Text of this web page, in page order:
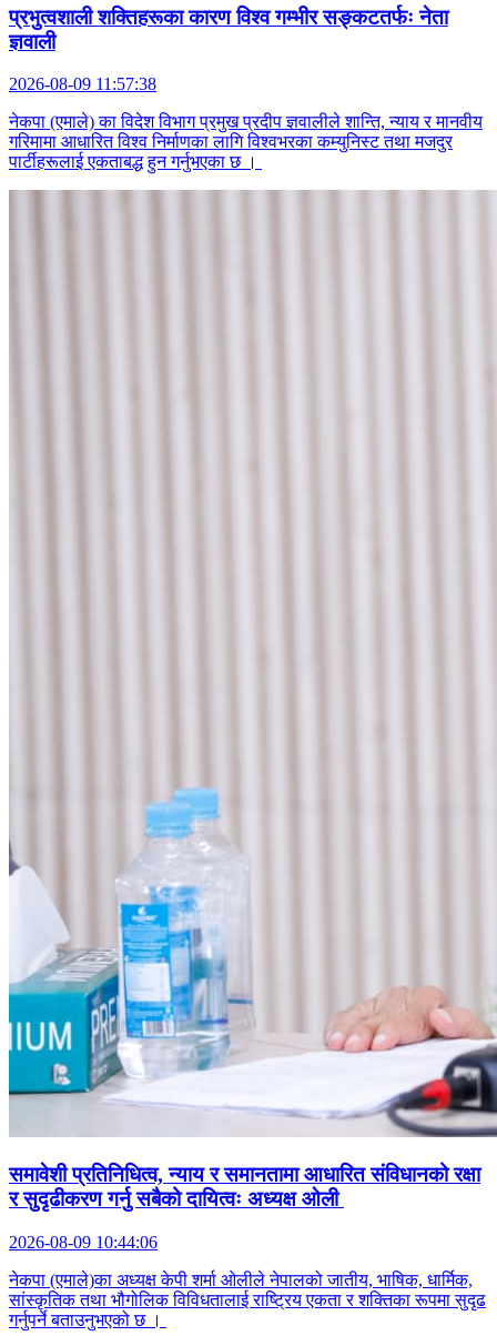
प्रभुत्वशाली शक्तिहरूका कारण विश्व गम्भीर सङ्कटतर्फः नेता
ज्ञवाली
2026-08-09 11:57:38
नेकपा (एमाले) का विदेश विभाग प्रमुख प्रदीप ज्ञवालीले शान्ति, न्याय र मानवीय
गरिमामा आधारित विश्व निर्माणका लागि विश्वभरका कम्युनिस्ट तथा मजदुर
पार्टीहरूलाई एकताबद्ध हुन गर्नुभएका छ ।
समावेशी प्रतिनिधित्व, न्याय र समानतामा आधारित संविधानको रक्षा
र सुदृढीकरण गर्नु सबैको दायित्वः अध्यक्ष ओली
2026-08-09 10:44:06
नेकपा (एमाले)का अध्यक्ष केपी शर्मा ओलीले नेपालको जातीय, भाषिक, धार्मिक,
सांस्कृतिक तथा भौगोलिक विविधतालाई राष्ट्रिय एकता र शक्तिका रूपमा सुदृढ
गर्नुपर्ने बताउनुभएको छ ।